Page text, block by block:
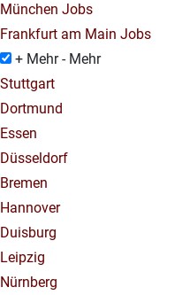
München Jobs
Frankfurt am Main Jobs
+ Mehr - Mehr
Stuttgart
Dortmund
Essen
Düsseldorf
Bremen
Hannover
Duisburg
Leipzig
Nürnberg